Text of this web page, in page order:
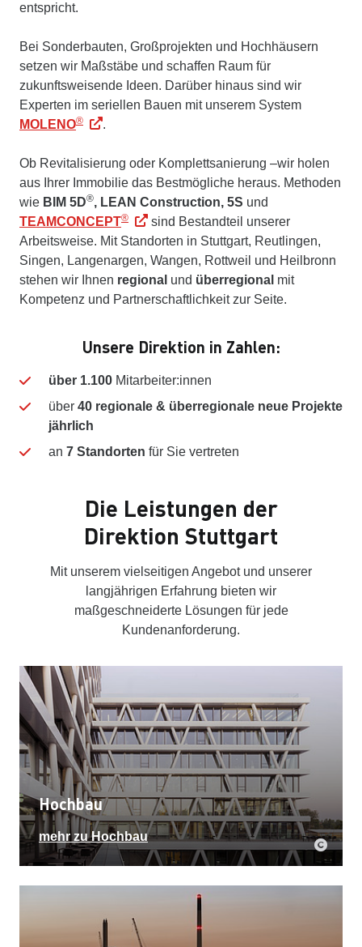
entspricht.
Bei Sonderbauten, Großprojekten und Hochhäusern
setzen wir Maßstäbe und schaffen Raum für
zukunftsweisende Ideen. Darüber hinaus sind wir
Experten im seriellen Bauen mit unserem System
MOLENO® .
Ob Revitalisierung oder Komplettsanierung –wir holen
aus Ihrer Immobilie das Bestmögliche heraus. Methoden
wie BIM 5D®, LEAN Construction, 5S und
TEAMCONCEPT®
sind Bestandteil unserer
Arbeitsweise. Mit Standorten in Stuttgart, Reutlingen,
Singen, Langenargen, Wangen, Rottweil und Heilbronn
stehen wir Ihnen regional und überregional mit
Kompetenz und Partnerschaftlichkeit zur Seite.
Unsere Direktion in Zahlen:
über 1.100 Mitarbeiter:innen
über 40 regionale & überregionale neue Projekte
jährlich
an 7 Standorten für Sie vertreten
Die Leistungen der
Direktion Stuttgart
Mit unserem vielseitigen Angebot und unserer
langjährigen Erfahrung bieten wir
maßgeschneiderte Lösungen für jede
Kundenanforderung.
Hochbau
mehr zu Hochbau